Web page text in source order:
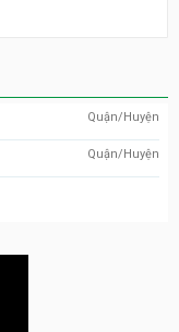
Quận/Huyện
Quận/Huyện